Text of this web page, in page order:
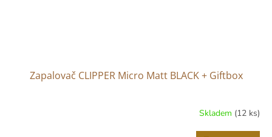
Zapalovač CLIPPER Micro Matt BLACK + Giftbox
Skladem (12 ks)